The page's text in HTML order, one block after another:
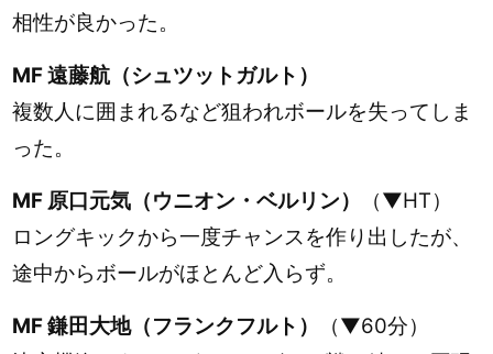
相性が良かった。
MF 遠藤航（シュツットガルト）
複数人に囲まれるなど狙われボールを失ってしま
った。
MF 原口元気（ウニオン・ベルリン）
（▼HT）
ロングキックから一度チャンスを作り出したが、
途中からボールがほとんど入らず。
MF 鎌田大地（フランクフルト）
（▼60分）